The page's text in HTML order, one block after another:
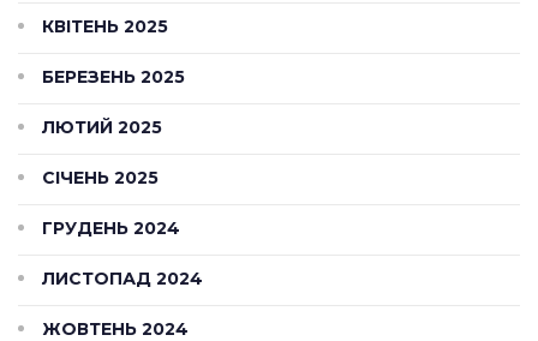
КВІТЕНЬ 2025
БЕРЕЗЕНЬ 2025
ЛЮТИЙ 2025
СІЧЕНЬ 2025
ГРУДЕНЬ 2024
ЛИСТОПАД 2024
ЖОВТЕНЬ 2024